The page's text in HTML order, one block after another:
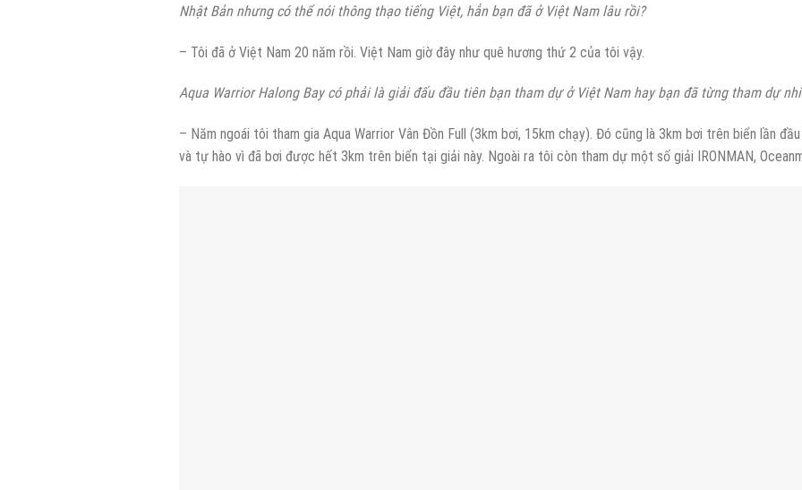
Nhật Bản nhưng có thể nói thông thạo tiếng Việt, hẳn bạn đã ở Việt Nam lâu rồi?
– Tôi đã ở Việt Nam 20 năm rồi. Việt Nam giờ đây như quê hương thứ 2 của tôi vậy.
Aqua Warrior Halong Bay có phải là giải đấu đầu tiên bạn tham dự ở Việt Nam hay bạn đã từng tham dự
– Năm ngoái tôi tham gia Aqua Warrior Vân Đồn Full (3km bơi, 15km chạy). Đó cũng là 3km bơi trên biển lần
và tự hào vì đã bơi được hết 3km trên biển tại giải này. Ngoài ra tôi còn tham dự một số giải IRONMAN,